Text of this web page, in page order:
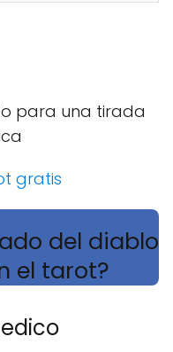
para una tirada
gratis
del diablo
el tarot?